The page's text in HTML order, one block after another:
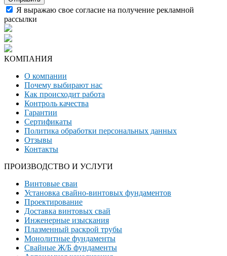
Я выражаю свое согласие на получение рекламной
рассылки
КОМПАНИЯ
О компании
Почему выбирают нас
Как происходит работа
Контроль качества
Гарантии
Сертификаты
Политика обработки персональных данных
Отзывы
Контакты
ПРОИЗВОДСТВО И УСЛУГИ
Винтовые сваи
Установка свайно-винтовых фундаментов
Проектирование
Доставка винтовых свай
Инженерные изыскания
Плазменный раскрой трубы
Монолитные фундаменты
Свайные Ж/Б фундаменты